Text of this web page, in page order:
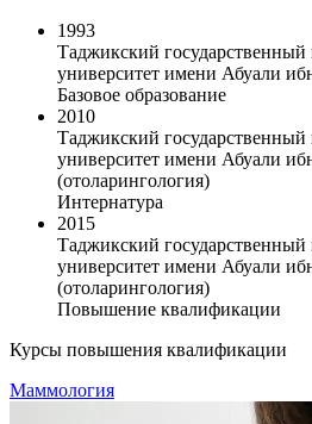
1993
Таджикский
университет имени Абуали
Базовое образование
2010
Таджикский
университет имени Абуали
(отоларингология)
Интернатура
2015
Таджикский
университет имени Абуали
(отоларингология)
Повышение квалификации
Курсы повышения квалификации
Маммология